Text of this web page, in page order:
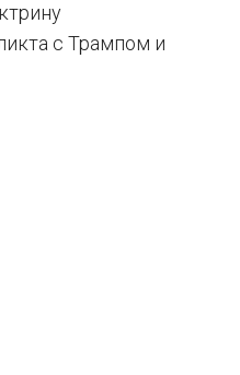
с Трампом и